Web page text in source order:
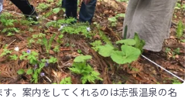
。案内をしてくれるのは志張温泉の名